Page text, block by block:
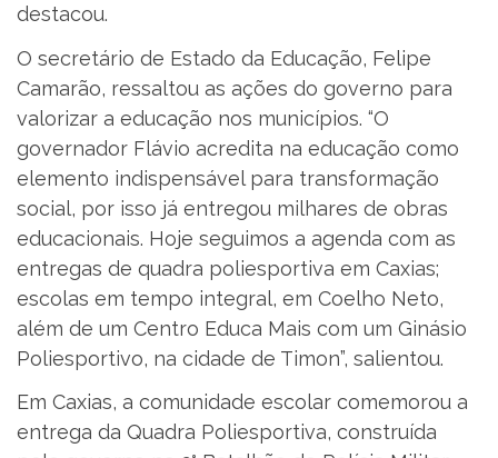
destacou.
O secretário de Estado da Educação, Felipe
Camarão, ressaltou as ações do governo para
valorizar a educação nos municípios. “O
governador Flávio acredita na educação como
elemento indispensável para transformação
social, por isso já entregou milhares de obras
educacionais. Hoje seguimos a agenda com as
entregas de quadra poliesportiva em Caxias;
escolas em tempo integral, em Coelho Neto,
além de um Centro Educa Mais com um Ginásio
Poliesportivo, na cidade de Timon”, salientou.
Em Caxias, a comunidade escolar comemorou a
entrega da Quadra Poliesportiva, construída